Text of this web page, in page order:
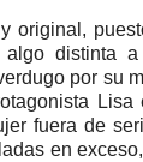
original,
distinta
por su
Lisa
fuera de
en